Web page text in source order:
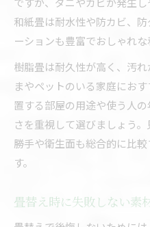
人気の畳色ラン
畳替え時に重視
畳の色や質感で
畳替えで人気の
清潔さと耐久性を両
畳替えで実現す
畳替え時に選ぶ
畳替えで耐久性
和紙畳は耐水性や防カビ、
ーションも豊富でおしゃれな
樹脂畳は耐久性が高く、汚
まやペットのいる家庭にお
置する部屋の用途や使う人
さを重視して選びましょう
勝手や衛生面も総合的に比
す。
畳替え時に失敗しない素